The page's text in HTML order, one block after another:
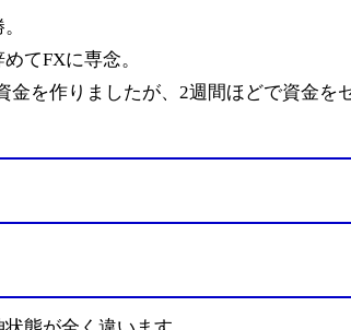
てFXに専念。
を作りましたが、2週間ほどで資金を